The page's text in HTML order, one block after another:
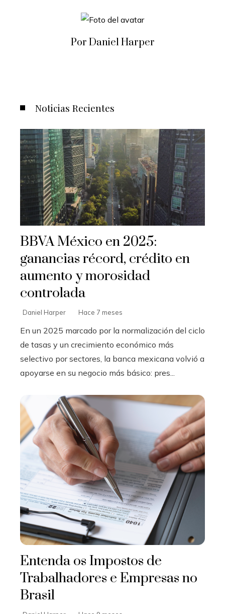
Por Daniel Harper
Noticias Recientes
BBVA México en 2025:
ganancias récord, crédito en
aumento y morosidad
controlada
Daniel Harper Hace 7 meses
En un 2025 marcado por la normalización del ciclo
de tasas y un crecimiento económico más
selectivo por sectores, la banca mexicana volvió a
apoyarse en su negocio más básico: pres...
Entenda os Impostos de
Trabalhadores e Empresas no
Brasil